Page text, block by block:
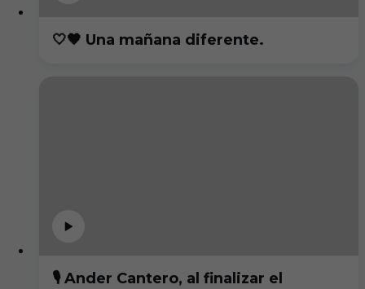
🤍🖤 Una mañana diferente.
🎙️ Ander Cantero, al finalizar el